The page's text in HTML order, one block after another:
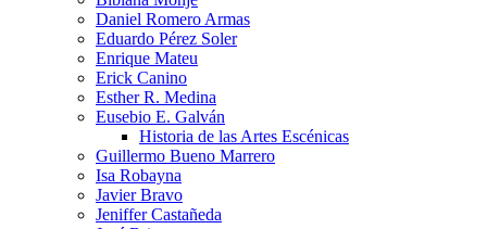
Daniel Romero Armas
Eduardo Pérez Soler
Enrique Mateu
Erick Canino
Esther R. Medina
Eusebio E. Galván
Historia de las Artes Escénicas
Guillermo Bueno Marrero
Isa Robayna
Javier Bravo
Jeniffer Castañeda